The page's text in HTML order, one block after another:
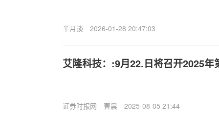
半月谈 2026-01-28 20:47:03
艾隆科技：:9月22.日将召开2025年
证券时报网 曹晨 2025-08-05 21:44